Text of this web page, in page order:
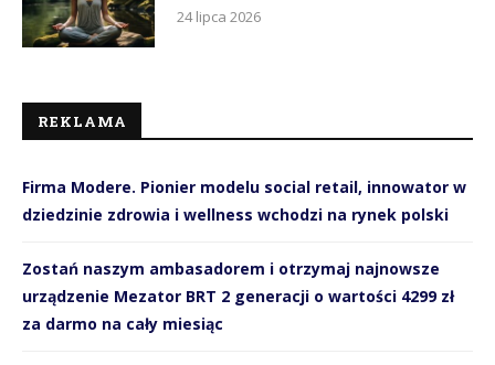
24 lipca 2026
REKLAMA
Firma Modere. Pionier modelu social retail, innowator w
dziedzinie zdrowia i wellness wchodzi na rynek polski
Zostań naszym ambasadorem i otrzymaj najnowsze
urządzenie Mezator BRT 2 generacji o wartości 4299 zł
za darmo na cały miesiąc